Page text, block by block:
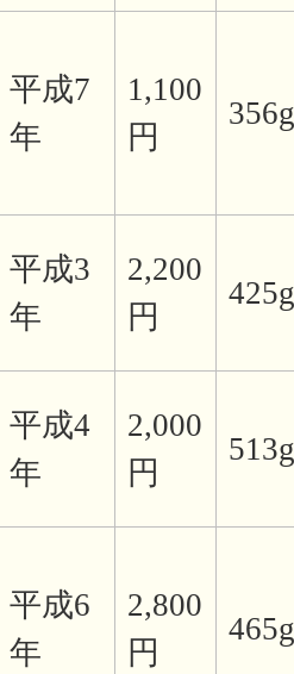
平成7
年
1,100
円
356g
平成3
年
2,200
円
425g
平成4
年
2,000
円
513g
平成6
年
2,800
円
465g